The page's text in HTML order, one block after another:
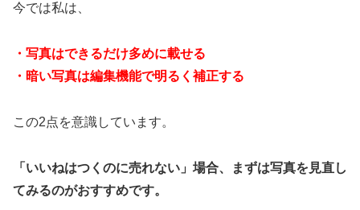
今では私は、
・写真はできるだけ多めに載せる
・暗い写真は編集機能で明るく補正する
この2点を意識しています。
「いいねはつくのに売れない」場合、まずは写真を見直し
てみるのがおすすめです。